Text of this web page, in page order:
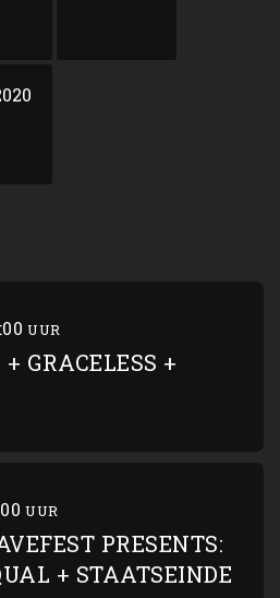
UUR
GRACELESS +
UUR
PRESENTS:
+ STAATSEINDE